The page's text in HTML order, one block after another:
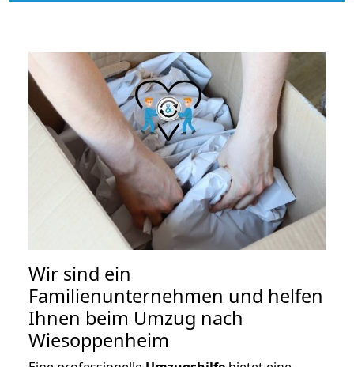
Wir sind ein
Familienunternehmen und helfen
Ihnen beim Umzug nach
Wiesoppenheim